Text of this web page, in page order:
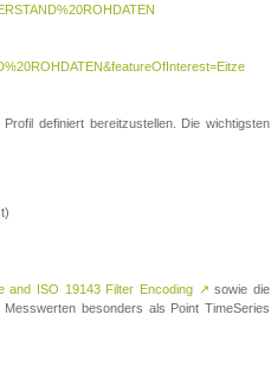
definiert bereitzustellen. Die wichtigsten
and ISO 19143 Filter Encoding ↗ sowie die
besonders als Point TimeSeries